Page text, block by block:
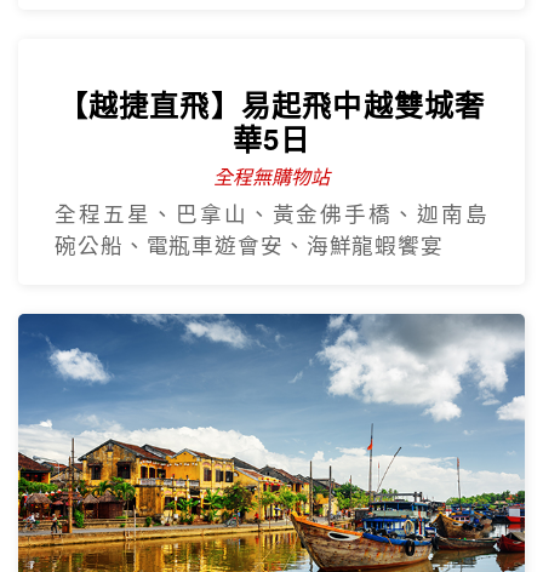
【越捷直飛】易起飛中越雙城奢
華5日
全程無購物站
全程五星、巴拿山、黃金佛手橋、迦南島
碗公船、電瓶車遊會安、海鮮龍蝦饗宴